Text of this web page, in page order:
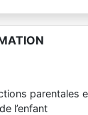
parentales
l’enfant